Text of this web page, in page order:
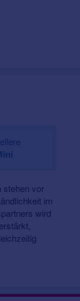
stehen vor
im
wird
erzielt.